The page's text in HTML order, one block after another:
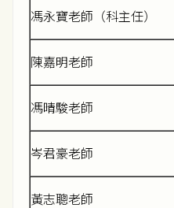
馮永寶老師（科主任）
陳嘉明老師
馮晴駿老師
岑君豪老師
黃志聰老師